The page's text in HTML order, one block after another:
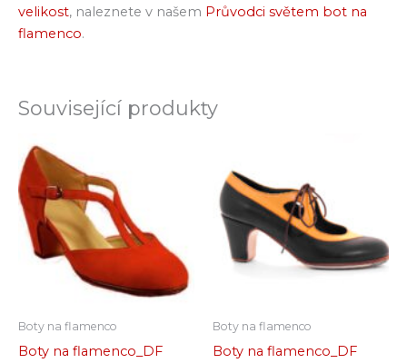
velikost, naleznete v našem Průvodci světem bot na
flamenco.
Související produkty
Boty na flamenco
Boty na flamenco_DF
Boty na flamenco
Boty na flamenco_DF